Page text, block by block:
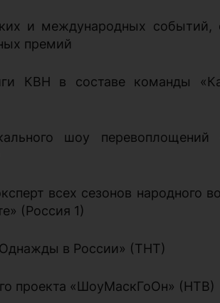
и международных событий,
премий
КВН в составе команды
шоу
всех сезонов народного
(Россия 1)
в России» (ТНТ)
проекта «ШоуМаскГоОн» (НТВ)